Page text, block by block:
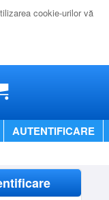
cookie-urilor vă
AUTENTIFICARE